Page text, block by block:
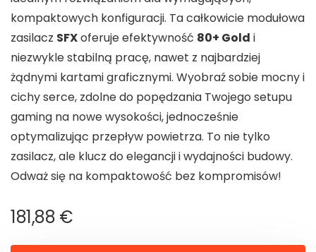
kompaktowych konfiguracji. Ta całkowicie modułowa
zasilacz SFXoferuje efektywność 80+ Gold i
niezwykle stabilną pracę, nawet z najbardziej
żądnymi kartami graficznymi. Wyobraź sobie mocny i
cichy serce, zdolne do popędzania Twojego setupu
gaming na nowe wysokości, jednocześnie
optymalizując przepływ powietrza. To nie tylko
zasilacz, ale klucz do elegancji i wydajności budowy.
Odważ się na kompaktowość bez kompromisów!
181,88 €